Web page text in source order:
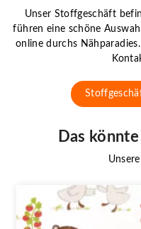
Unser Stoffgeschäft
führen eine schöne
online durchs
Das